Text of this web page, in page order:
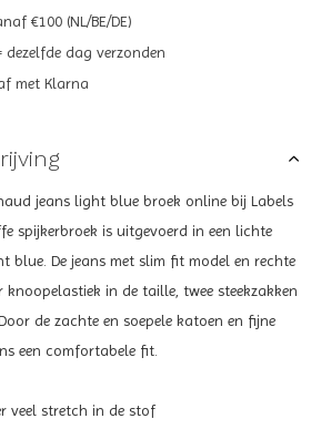
€100 (NL/BE/DE)
dag verzonden
met Klarna
jeans light blue broek online bij Labels
spijkerbroek is uitgevoerd in een lichte
blue. De jeans met slim fit model en rechte
in de taille, twee steekzakken
de zachte en soepele katoen en fijne
een comfortabele fit
veel stretch in de stof